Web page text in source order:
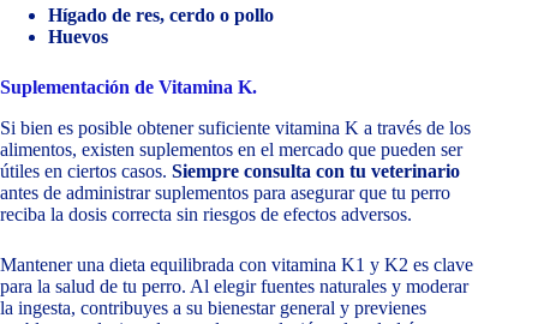
Hígado de res, cerdo o pollo
Huevos
Suplementación de Vitamina K.
Si bien es posible obtener suficiente vitamina K a través de los
alimentos, existen suplementos en el mercado que pueden ser
útiles en ciertos casos. Siempre consulta con tu veterinario
antes de administrar suplementos para asegurar que tu perro
reciba la dosis correcta sin riesgos de efectos adversos.
Mantener una dieta equilibrada con vitamina K1 y K2 es clave
para la salud de tu perro. Al elegir fuentes naturales y moderar
la ingesta, contribuyes a su bienestar general y previenes